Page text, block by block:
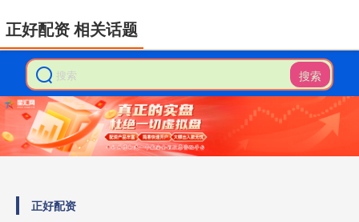
搜索
正好配资
正好配资 相关话题